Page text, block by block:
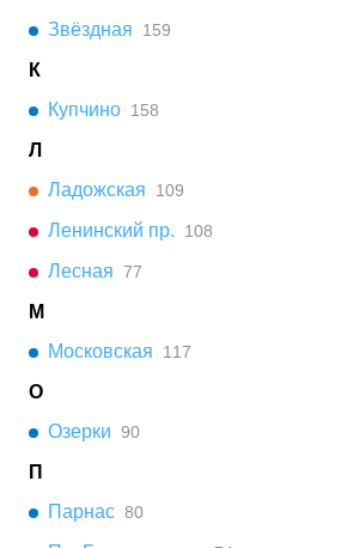
Звёздная
159
К
Купчино 158
Л
Ладожская
109
Ленинский пр. 108
Лесная 77
М
Московская
117
О
Озерки 90
П
Парнас 80